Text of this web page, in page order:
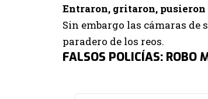
Entraron, gritaron, pusieron
Sin embargo las cámaras
paradero de los reos.
FALSOS POLICÍAS: ROBO